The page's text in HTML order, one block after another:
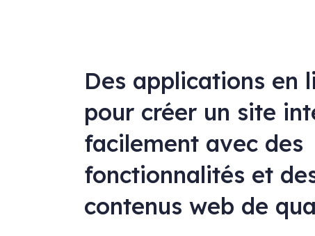
Des applications en
pour créer un site
facilement avec des
fonctionnalités et
contenus web de